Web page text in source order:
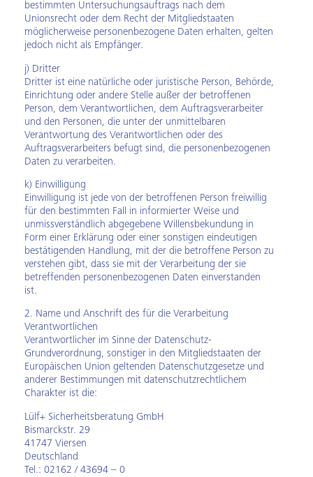
bestimmten Untersuchungsauftrags nach dem
Unionsrecht oder dem Recht der Mitgliedstaaten
möglicherweise personenbezogene Daten erhalten, gelten
jedoch nicht als Empfänger.
j) Dritter
Dritter ist eine natürliche oder juristische Person, Behörde,
Einrichtung oder andere Stelle außer der betroffenen
Person, dem Verantwortlichen, dem Auftragsverarbeiter
und den Personen, die unter der unmittelbaren
Verantwortung des Verantwortlichen oder des
Auftragsverarbeiters befugt sind, die personenbezogenen
Daten zu verarbeiten.
k) Einwilligung
Einwilligung ist jede von der betroffenen Person freiwillig
für den bestimmten Fall in informierter Weise und
unmissverständlich abgegebene Willensbekundung in
Form einer Erklärung oder einer sonstigen eindeutigen
bestätigenden Handlung, mit der die betroffene Person zu
verstehen gibt, dass sie mit der Verarbeitung der sie
betreffenden personenbezogenen Daten einverstanden
ist.
2. Name und Anschrift des für die Verarbeitung
Verantwortlichen
Verantwortlicher im Sinne der Datenschutz-
Grundverordnung, sonstiger in den Mitgliedstaaten der
Europäischen Union geltenden Datenschutzgesetze und
anderer Bestimmungen mit datenschutzrechtlichem
Charakter ist die:
Lülf+ Sicherheitsberatung GmbH
Bismarckstr. 29
41747 Viersen
Deutschland
Tel.: 02162 / 43694 – 0